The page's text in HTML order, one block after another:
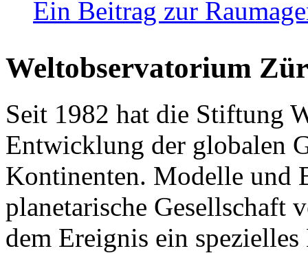
Ein Beitrag zur
Weltobservatorium
Seit 1982 hat die Stiftung
Entwicklung der globalen
Kontinenten. Modelle und
planetarische Gesellschaft
dem Ereignis ein